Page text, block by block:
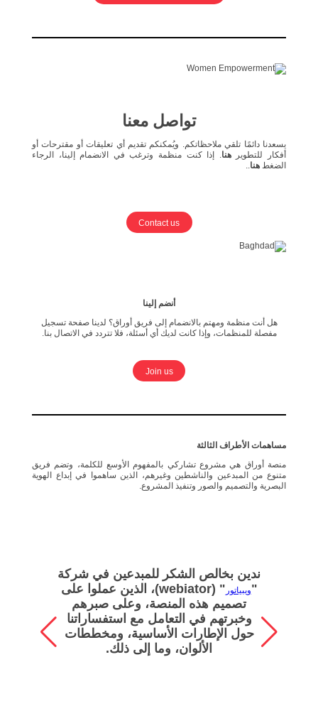
تواصل معنا
يسعدنا دائمًا تلقي ملاحظاتكم. ويُمكنكم تقديم أي تعليقات أو مقترحات أو
أفكار للتطويرهنا . إذا كنت منظمة وترغب في الانضمام إلينا، الرجاء
الضغط هنا
Contact us
أنضم إلينا
هل أنت منظمة ومهتم بالانضمام إلى فريق أوراق؟ لدينا صفحة تسجيل
مفصلة للمنظمات، وإذا كانت لديك أي أسئلة، فلا تتردد في الاتصال بنا.
Join us
مساهمات الأطراف الثالثة
منصة أوراق هي مشروع تشاركي بالمفهوم الأوسع للكلمة، وتضم فريق
متنوع من المبدعين والناشطين وغيرهم، الذين ساهموا في إبداع الهوية
البصرية والتصميم والصور وتنفيذ المشروع.
ندين بخالص الشكر للمبدعين في شركة
"ويبياتور
" (webiator)، الذين عملوا على
تصميم هذه المنصة، وعلى صبرهم
وخبرتهم في التعامل مع استفساراتنا
حول الإطارات الأساسية، ومخططات
الألوان، وما إلى ذلك.